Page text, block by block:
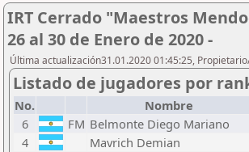
IRT Cerrado "Maestros
26 al 30 de Enero de 2020 -
Última actualización31.01.2020 01:45:25,
Listado de jugadores por
No. Nombre
6
FM Belmonte Diego Mariano
4
Mavrich Demian